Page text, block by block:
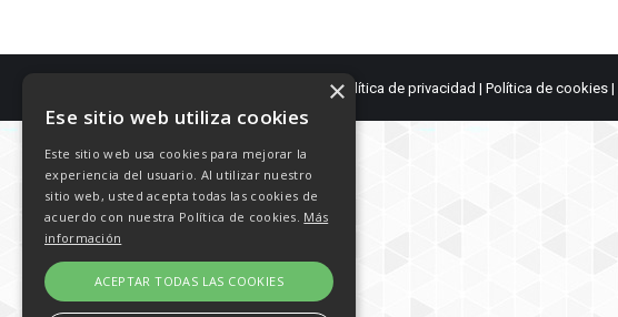
Caminantes de Aguere - 2003 - 2026 |Política de privacidad | Política de cookies |
Ese sitio web utiliza cookies
Este sitio web usa cookies para mejorar la
experiencia del usuario. Al utilizar nuestro
sitio web, usted acepta todas las cookies de
acuerdo con nuestra Política de cookies. Más
información
ACEPTAR TODAS LAS COOKIES
×